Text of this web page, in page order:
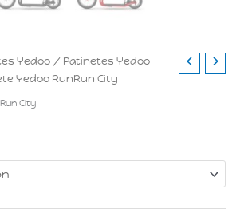
Yedoo/ Patinetes Yedoo
Yedoo RunRun City
City